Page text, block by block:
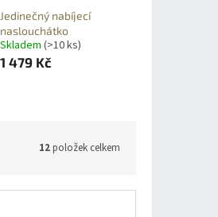
Jedinečný nabíjecí
naslouchátko
Skladem (>10 ks)
1 479 Kč
12položek celkem